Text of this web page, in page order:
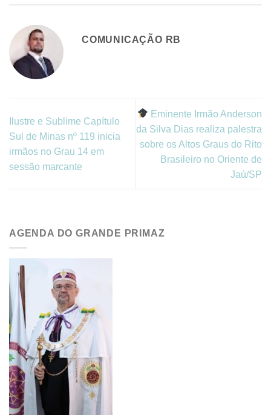
COMUNICAÇÃO RB
Ilustre e Sublime Capítulo
Sul de Minas nº 119 inicia
irmãos no Grau 14 em
sessão marcante
Eminente Irmão Anderson
da Silva Dias realiza palestra
sobre os Altos Graus do Rito
Brasileiro no Oriente de
Jaú/SP
AGENDA DO GRANDE PRIMAZ